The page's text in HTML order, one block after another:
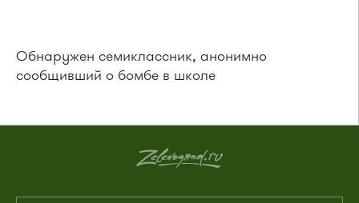
Обнаружен семиклассник, анонимно
сообщивший о бомбе в школе